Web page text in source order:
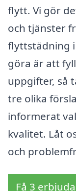
flytt. Vi gör
och tjänster
flyttstädning
göra är att
uppgifter, så
tre olika
informerat
kvalitet. Låt
och
Få 3